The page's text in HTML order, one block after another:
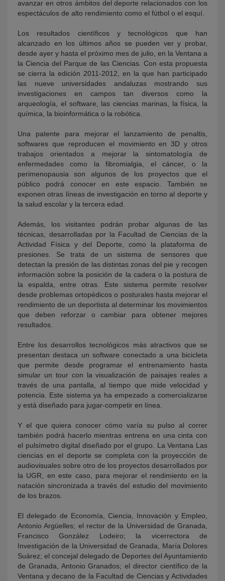
avanzar en otros ámbitos del deporte relacionados con los
espectáculos de alto rendimiento como el fútbol o el esquí.
Los resultados científicos y tecnológicos que han
alcanzado en los últimos años se pueden ver y probar,
desde ayer y hasta el próximo mes de julio, en la Ventana a
la Ciencia del Parque de las Ciencias. Con esta propuesta
se cierra la edición 2011-2012, en la que han participado
las nueve universidades andaluzas mostrando sus
investigaciones en campos tan diversos como la
arqueología, el software, las ciencias marinas, la física, la
química, la bioinformática o la robótica.
Una patente para mejorar el lanzamiento de penaltis,
softwares que reproducen el movimiento en 3D y otros
trabajos orientados a mejorar la sintomatología de
enfermedades como la fibromialgia, el cáncer, o la
perimenopausia son algunos de los proyectos que el
público podrá conocer en este espacio. También se
exponen otras líneas de investigación en torno al deporte y
la salud escolar y la tercera edad.
Además, los visitantes podrán probar algunas de las
técnicas, desarrolladas por la Facultad de Ciencias de la
Actividad Física y del Deporte, como la plataforma de
presiones. Se trata de un sistema de sensores que
detectan la presión de las distintas zonas del pie y recogen
información sobre la posición de la cadera o la postura de
la espalda, entre otras. Este sistema permite resolver
desde problemas ortopédicos o posturales hasta mejorar el
rendimiento de un deportista al determinar los movimientos
que deben reforzar o cambiar para obtener mejores
resultados.
Entre los desarrollos tecnológicos más atractivos que se
presentan destaca un software conectado a una bicicleta
que permite desde programar el entrenamiento hasta
simular un tour con la visualización de paisajes reales a
través de una pantalla, al tiempo que mide velocidad y
potencia. Este sistema ya ha empezado a comercializarse
y está diseñado para jugar-competir en línea.
Y el que quiera conocer cómo varía su pulso al correr
también podrá hacerlo mientras entrena en una cinta con
el pulsímetro digital diseñado por el grupo. La Ventana Las
ciencias en el deporte se completa con la proyección de
audiovisuales sobre otro de los proyectos desarrollados por
la UGR, en este caso, para mejorar el rendimiento en la
natación sincronizada a través del estudio del movimiento
de los brazos.
El delegado de Economía, Ciencia, Innovación y Empleo,
Antonio Argüelles; el rector de la Universidad de Granada,
Francisco González Lodeiro; la vicerrectora de
Investigación de la Universidad de Granada, María Dolores
Suárez; el concejal delegado de Deportes del Ayuntamiento
de Granada, Antonio Granados; el director científico de la
Ventana y decano de la Facultad de Ciencias y Actividades